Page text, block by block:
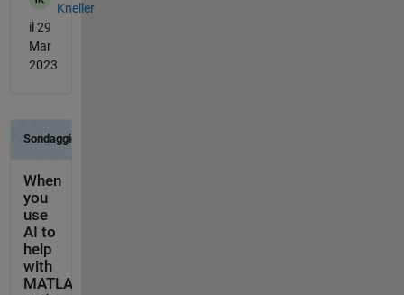
Kneller
il 29
Mar
2023